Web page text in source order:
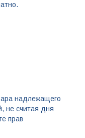
надлежащего
не считая дня
прав